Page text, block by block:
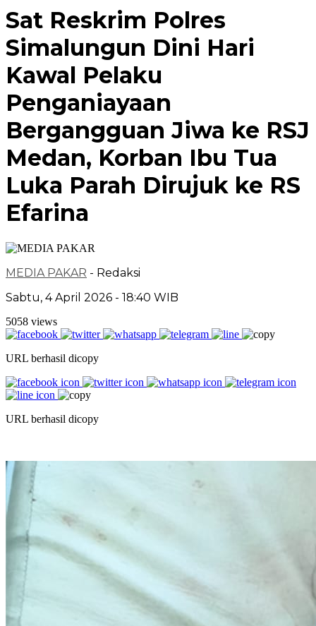
Sat Reskrim Polres
Simalungun Dini Hari
Kawal Pelaku
Penganiayaan
Bergangguan Jiwa ke RSJ
Medan, Korban Ibu Tua
Luka Parah Dirujuk ke RS
Efarina
MEDIA PAKAR - Redaksi
Sabtu, 4 April 2026 - 18:40 WIB
5058 views
URL berhasil dicopy
URL berhasil dicopy